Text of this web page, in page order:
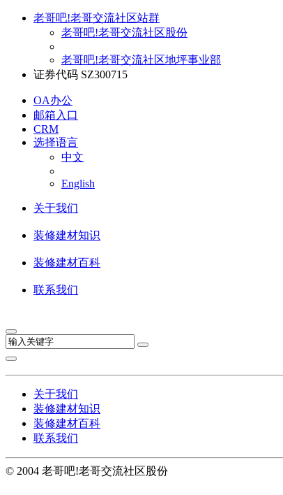
老哥吧!老哥交流社区站群
老哥吧!老哥交流社区股份
老哥吧!老哥交流社区地坪事业部
证券代码 SZ300715
OA办公
邮箱入口
CRM
选择语言
中文
English
关于我们
装修建材知识
装修建材百科
联系我们
关于我们
装修建材知识
装修建材百科
联系我们
© 2004 老哥吧!老哥交流社区股份